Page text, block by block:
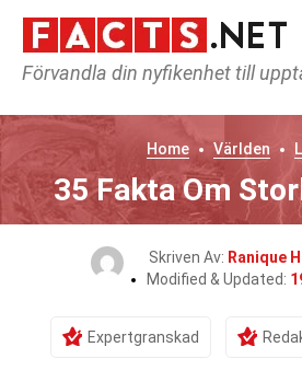
Förvandla din nyfikenhet till
Home Världen
35 Fakta Om
Skriven Av: Ranique
Modified & Updated:
Expertgranskad